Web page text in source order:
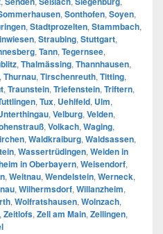
, Sonthofen, Soyen,
, Stadtprozelten, Stammbach,
, Straubing, Stuttgart,
, Tann, Tegernsee,
, Thalmässing, Thannhausen,
, Thurnau, Tirschenreuth, Titting,
, Traunstein, Triefenstein, Triftern,
, Tux, Uehlfeld, Ulm,
, Velburg, Velden,
, Volkach, Waging,
, Waldkraiburg, Waldsassen,
, Wassertrüdingen, Weiden in
in Oberbayern, Weisendorf,
, Weitnau, Wendelstein, Werneck,
, Wilhermsdorf, Willanzheim,
, Wolfratshausen, Wolnzach,
, Zeitlofs, Zell am Main, Zellingen,